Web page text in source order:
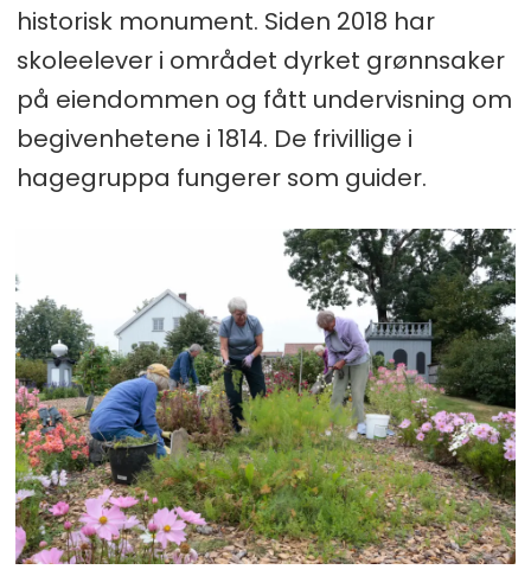
historisk monument. Siden 2018 har
skoleelever i området dyrket grønnsaker
på eiendommen og fått undervisning om
begivenhetene i 1814. De frivillige i
hagegruppa fungerer som guider.